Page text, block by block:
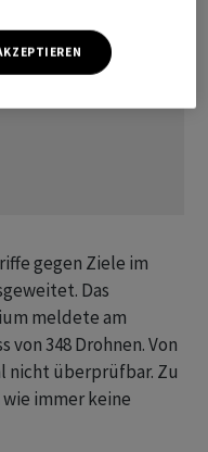
gegen Ziele im
Das
meldete am
von 348 Drohnen. Von
nicht überprüfbar. Zu
immer keine